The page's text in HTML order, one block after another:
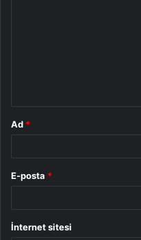
Ad *
E-posta *
İnternet sitesi